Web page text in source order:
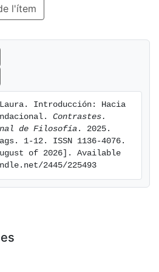
del sintagma «feminismo
l'ítem
Laura. Introducción: Hacia
Contrastes.
de Filosofía . 2025.
1-12. ISSN 1136-4076.
of 2026]. Available
2445/225493